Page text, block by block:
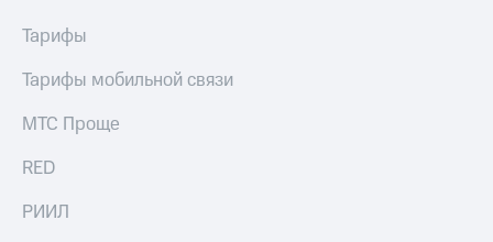
Тарифы
Тарифы мобильной связи
МТС Проще
RED
РИИЛ